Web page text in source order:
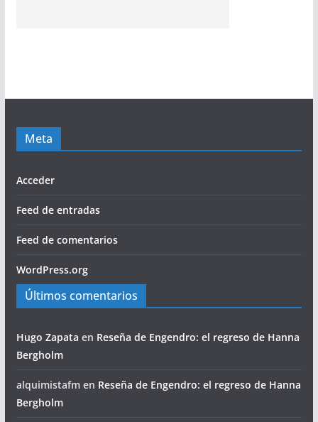
Meta
Acceder
Feed de entradas
Feed de comentarios
WordPress.org
Últimos comentarios
Hugo Zapata en Reseña de Engendro: el regreso de Hanna
Bergholm
alquimistafmen Reseña de Engendro: el regreso de Hanna
Bergholm